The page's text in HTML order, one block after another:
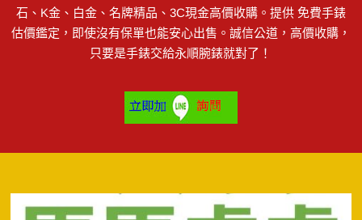
石、K金、白金、名牌精品、3C現金高價收購。提供 免費手錶
估價鑑定，即使沒有保單也能安心出售。誠信公道，高價收購，
只要是手錶交給永順腕錶就對了！